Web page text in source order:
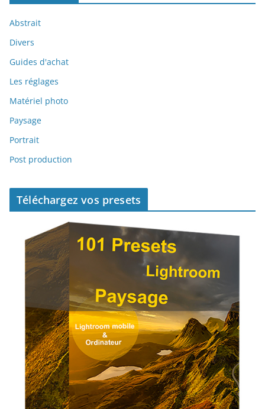
Abstrait
Divers
Guides d'achat
Les réglages
Matériel photo
Paysage
Portrait
Post production
Téléchargez vos presets